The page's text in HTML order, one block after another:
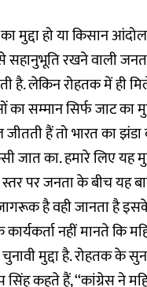
मुद्दा हो या किसान
सहानुभूति रखने वाली
है. लेकिन रोहतक में ही
का सम्मान सिर्फ जाट का
हैं तो भारत का झंडा
जात का. हमारे लिए यह
पर जनता के बीच यह
है वही जानता है
नहीं मानते कि
मुद्दा है. रोहतक के
सिंह कहते हैं, ‘‘कांग्रेस ने